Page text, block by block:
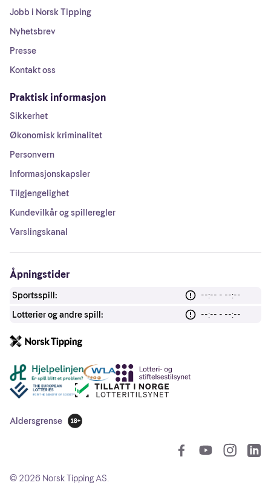
Jobb i Norsk Tipping
Nyhetsbrev
Presse
Kontakt oss
Praktisk informasjon
Sikkerhet
Økonomisk kriminalitet
Personvern
Informasjonskapsler
Tilgjengelighet
Kundevilkår og spilleregler
Varslingskanal
Åpningstider
Sportsspill:
--:-- - --:--
Lotterier og andre spill:
--:-- - --:--
Andre lenker
Aldersgrense
18 år
© 2026 Norsk Tipping AS.